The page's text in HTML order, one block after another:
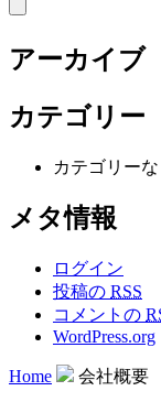
アーカイブ
カテゴリー
カテゴリーな
メタ情報
ログイン
投稿の RSS
コメントの
WordPress.org
Home 会社概要